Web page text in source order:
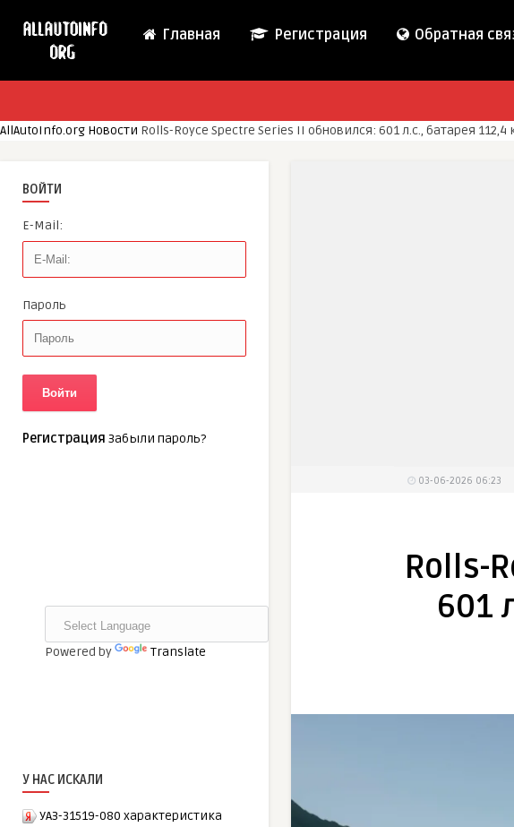
Главная Регистрация Обратная
AllAutoInfo.org Новости Rolls-Royce Spectre Series II обновился: 601 л.с., батарея 112,4
ВОЙТИ
E-Mail:
Пароль
Войти
Регистрация Забыли пароль?
Powered by Translate
У НАС ИСКАЛИ
УАЗ-31519-080 характеристика
03-06-2026 06:23
Rolls-
601